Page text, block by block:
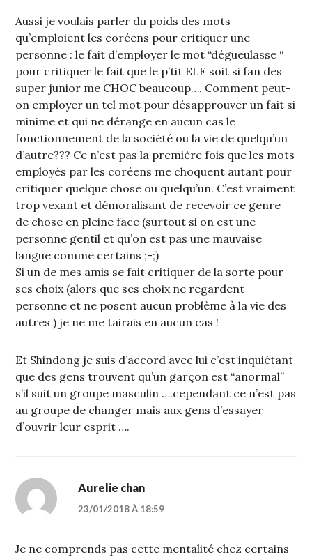
Aussi je voulais parler du poids des mots
qu’emploient les coréens pour critiquer une
personne : le fait d’employer le mot “dégueulasse “
pour critiquer le fait que le p’tit ELF soit si fan des
super junior me CHOC beaucoup…. Comment peut-
on employer un tel mot pour désapprouver un fait si
minime et qui ne dérange en aucun cas le
fonctionnement de la société ou la vie de quelqu’un
d’autre??? Ce n’est pas la première fois que les mots
employés par les coréens me choquent autant pour
critiquer quelque chose ou quelqu’un. C’est vraiment
trop vexant et démoralisant de recevoir ce genre
de chose en pleine face (surtout si on est une
personne gentil et qu’on est pas une mauvaise
langue comme certains ;-;)
Si un de mes amis se fait critiquer de la sorte pour
ses choix (alors que ses choix ne regardent
personne et ne posent aucun problème à la vie des
autres ) je ne me tairais en aucun cas !
Et Shindong je suis d’accord avec lui c’est inquiétant
que des gens trouvent qu’un garçon est “anormal”
s’il suit un groupe masculin ….cependant ce n’est pas
au groupe de changer mais aux gens d’essayer
d’ouvrir leur esprit ….
Aurelie chan
23/01/2018 À 18:59
Je ne comprends pas cette mentalité chez certains